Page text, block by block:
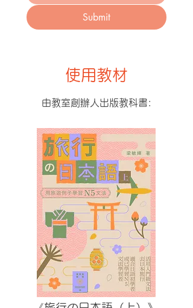
Submit
​使用教材
由教室創辦人出版教科書: